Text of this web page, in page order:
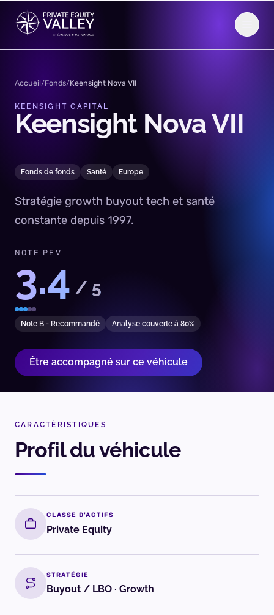
Aller au contenu
Accueil/Fonds/Keensight Nova VII
KEENSIGHT CAPITAL
Keensight NovaVII
Fonds de fonds Santé Europe
Stratégie growth buyout tech et santé
constante depuis 1997.
NOTE PEV
3.4 / 5
Note B - Recommandé Analyse couverte à 80%
Être accompagné sur ce véhicule
CARACTÉRISTIQUES
Profil du véhicule
CLASSE D'ACTIFS
Private Equity
STRATÉGIE
Buyout / LBO · Growth